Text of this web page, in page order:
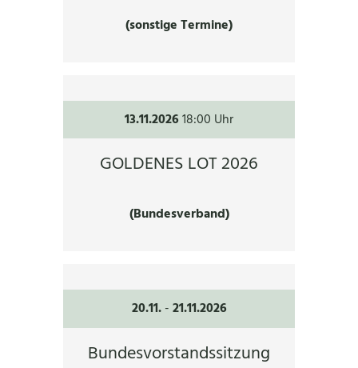
(sonstige Termine)
13.11.202618:00 Uhr
GOLDENES LOT 2026
(Bundesverband)
20.11. -21.11.2026
Bundesvorstandssitzung